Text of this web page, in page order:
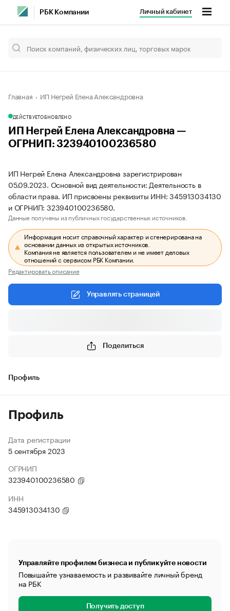
РБК Компании Личный кабинет
Главная ИП Негрей Елена Александровна
ДЕЙСТВУЕТОБНОВЛЕНО
ИП Негрей Елена Александровна —
ОГРНИП: 323940100236580
ИП Негрей Елена Александровна зарегистрирован
05.09.2023. Основной вид деятельности: Деятельность в
области права. ИП присвоены реквизиты ИНН: 345913034130
и ОГРНИП: 323940100236580.
Данные получены из публичных государственных источников.
Информация носит справочный характер и сгенерирована на
основании данных из открытых источников.
Компания не является пользователем и не имеет деловых
отношений с сервисом РБК Компании.
Редактировать описание
Управлять страницей
Поделиться
Профиль
Профиль
Дата регистрации
5 сентября 2023
ОГРНИП
323940100236580
ИНН
345913034130
Управляйте профилем бизнеса и публикуйте новости
Повышайте узнаваемость и развивайте личный бренд
на РБК
Получить доступ